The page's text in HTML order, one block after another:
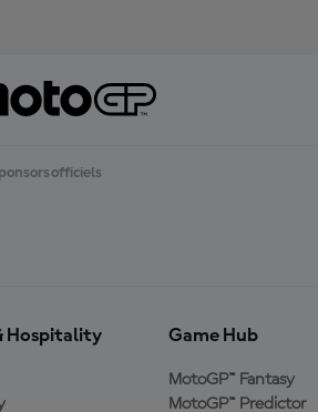
officiels
Hospitality Game Hub
MotoGP™ Fantasy
MotoGP™ Predictor